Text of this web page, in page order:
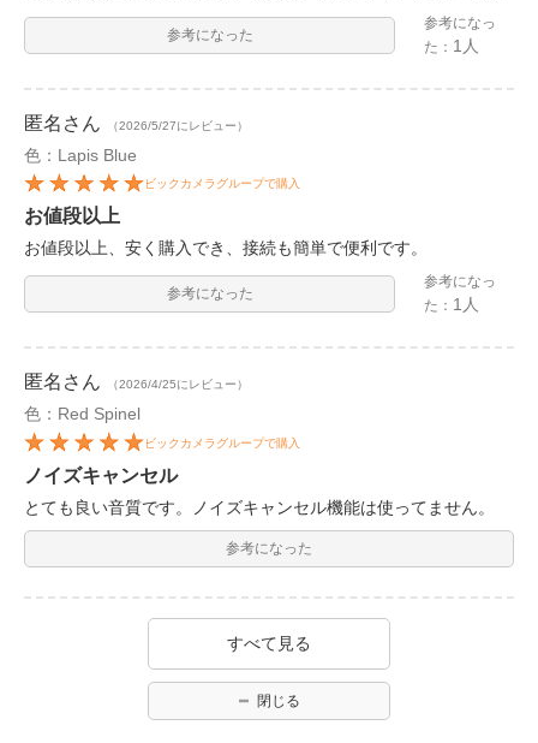
参考になった
参考になっ
た： 1人
匿名 さん （2026/5/27にレビュー）
色：Lapis Blue
ビックカメラグループで購入
お値段以上
お値段以上、安く購入でき、接続も簡単で便利です。
参考になった
参考になっ
た： 1人
匿名 さん （2026/4/25にレビュー）
色：Red Spinel
ビックカメラグループで購入
ノイズキャンセル
とても良い音質です。ノイズキャンセル機能は使ってません。
参考になった
すべて見る
閉じる